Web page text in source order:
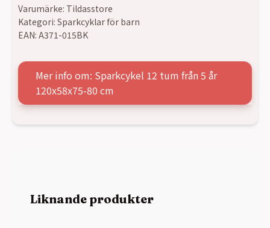
Varumärke: Tildasstore
Kategori: Sparkcyklar för barn
EAN: A371-015BK
Mer info om: Sparkcykel 12 tum från 5 år
120x58x75-80 cm
Liknande produkter